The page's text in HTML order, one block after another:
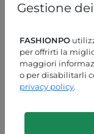
Gestione
FASHIONPO
per offrirti la
maggiori
o per disabilitarli
privacy policy.
collegamento
sicuro, e rimani
momento
ASSISTENZA
+39 0574